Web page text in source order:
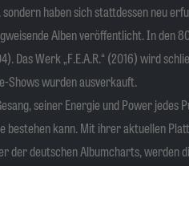
haben sich stattdessen neu
Alben veröffentlicht. In den
Das Werk „F.E.A.R.“ (2016) wird
Shows wurden ausverkauft.
seiner Energie und Power jedes
kann. Mit ihrer aktuellen
deutschen Albumcharts, werden